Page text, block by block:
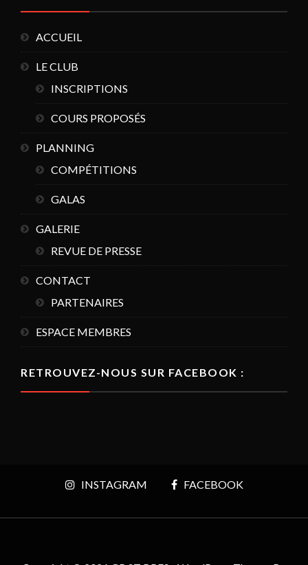
ACCUEIL
LE CLUB
INSCRIPTIONS
COURS PROPOSÉS
PLANNING
COMPÉTITIONS
GALAS
GALERIE
REVUE DE PRESSE
CONTACT
PARTENAIRES
ESPACE MEMBRES
RETROUVEZ-NOUS SUR FACEBOOK :
INSTAGRAM FACEBOOK